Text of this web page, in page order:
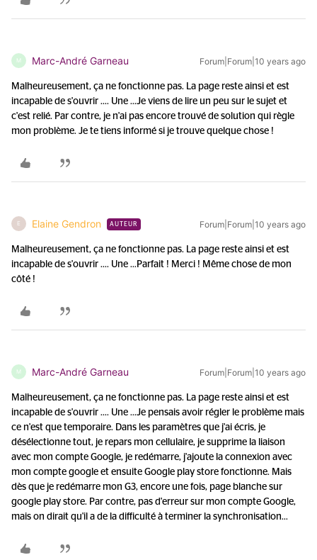
M Marc-André Garneau Forum|Forum|10 years ago
Malheureusement, ça ne fonctionne pas. La page reste ainsi et est
incapable de s'ouvrir .... Une ...Je viens de lire un peu sur le sujet et
c'est relié. Par contre, je n'ai pas encore trouvé de solution qui règle
mon problème. Je te tiens informé si je trouve quelque chose !
E Elaine Gendron AUTEUR Forum|Forum|10 years ago
Malheureusement, ça ne fonctionne pas. La page reste ainsi et est
incapable de s'ouvrir .... Une ...Parfait ! Merci ! Même chose de mon
côté !
M Marc-André Garneau Forum|Forum|10 years ago
Malheureusement, ça ne fonctionne pas. La page reste ainsi et est
incapable de s'ouvrir .... Une ...Je pensais avoir régler le problème mais
ce n'est que temporaire. Dans les paramètres que j'ai écris, je
désélectionne tout, je repars mon cellulaire, je supprime la liaison
avec mon compte Google, je redémarre, j'ajoute la connexion avec
mon compte google et ensuite Google play store fonctionne. Mais
dès que je redémarre mon G3, encore une fois, page blanche sur
google play store. Par contre, pas d'erreur sur mon compte Google,
mais on dirait qu'il a de la difficulté à terminer la synchronisation...